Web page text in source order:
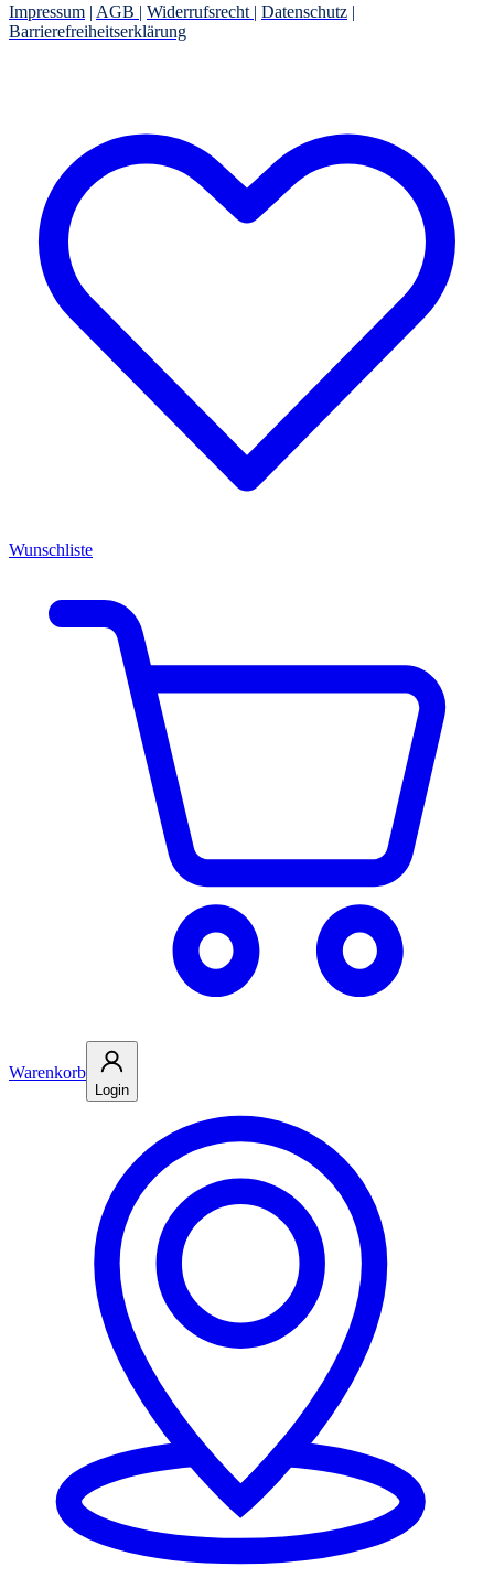
Impressum | AGB | Widerrufsrecht | Datenschutz |
Barrierefreiheitserklärung
Wunschliste
Warenkorb
Login